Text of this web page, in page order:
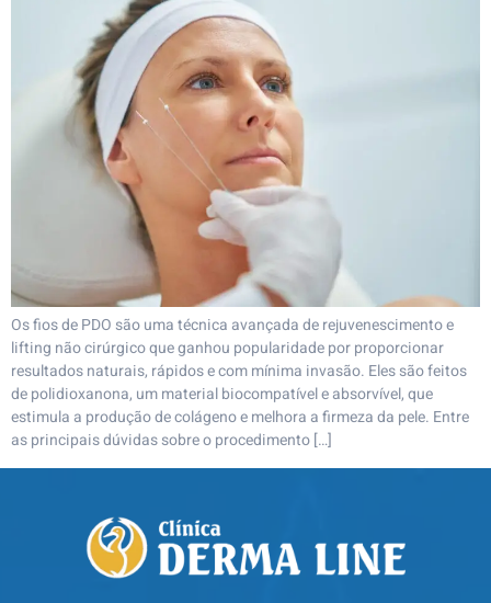
Os fios de PDO são uma técnica avançada de rejuvenescimento e
lifting não cirúrgico que ganhou popularidade por proporcionar
resultados naturais, rápidos e com mínima invasão. Eles são feitos
de polidioxanona, um material biocompatível e absorvível, que
estimula a produção de colágeno e melhora a firmeza da pele. Entre
as principais dúvidas sobre o procedimento […]